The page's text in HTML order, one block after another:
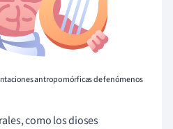
antropomórficas de fenómenos
como los dioses